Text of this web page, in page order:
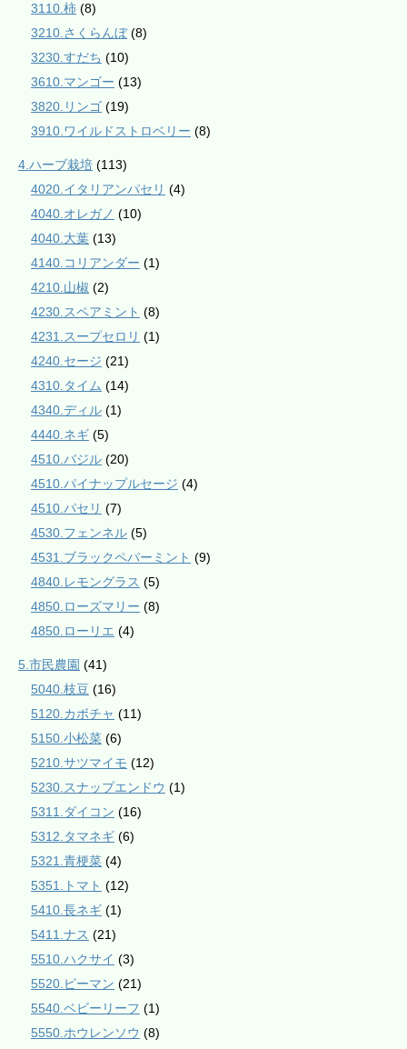
3110.柿 (8)
3210.さくらんぼ(8)
3230.すだち (10)
3610.マンゴー (13)
3820.リンゴ (19)
3910.ワイルドストロベリー (8)
4.ハーブ栽培 (113)
4020.イタリアンパセリ (4)
4040.オレガノ (10)
4040.大葉 (13)
4140.コリアンダー (1)
4210.山椒 (2)
4230.スペアミント (8)
4231.スープセロリ (1)
4240.セージ (21)
4310.タイム (14)
4340.ディル (1)
4440.ネギ (5)
4510.バジル (20)
4510.パイナップルセージ (4)
4510.パセリ (7)
4530.フェンネル (5)
4531.ブラックペパーミント (9)
4840.レモングラス (5)
4850.ローズマリー (8)
4850.ローリエ (4)
5.市民農園 (41)
5040.枝豆 (16)
5120.カボチャ (11)
5150.小松菜 (6)
5210.サツマイモ (12)
5230.スナップエンドウ (1)
5311.ダイコン (16)
5312.タマネギ (6)
5321.青梗菜 (4)
5351.トマト (12)
5410.長ネギ (1)
5411.ナス (21)
5510.ハクサイ (3)
5520.ピーマン (21)
5540.ベビーリーフ (1)
5550.ホウレンソウ (8)